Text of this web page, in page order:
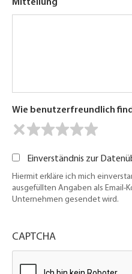
Mitteilung
Wie benutzerfreundlich
Einverständnis zur
Hiermit erkläre ich mich
ausgefüllten Angaben als Email-
Unternehmen gesendet wird.
CAPTCHA